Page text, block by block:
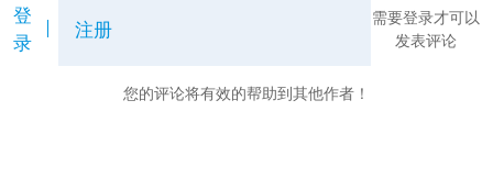
登
录
注册
需要登录才可以
发表评论
您的评论将有效的帮助到其他作者！